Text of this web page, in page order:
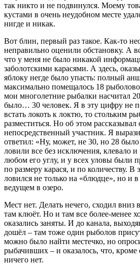
так никто и не подвинулся. Моему
кустами в очень неудобном месте
нигде и никак.
Вот блин, первый раз такое. Как-то
неправильно оценили обстановку. А
что у меня не было никакой
заболотскими карасями. А здесь,
яблоку негде было упасть: полный
максимально помещалось 18
мои многолетние рыбалки насчитал
было… 30 человек. Я в эту цифру не
встать локоть к локтю, то стольким
разместиться. Но об этом рассказывал
непосредственный участник. Я
ответил: «Ну, может, не 30, но 28
ловили все без исключения, клевало
любом его углу, и у всех уловы были
по размеру карася, и по количеству.
ловился не только на «блюдце», но и в
ведущем в озеро.
Мест нет. Делать нечего, сходил вниз
там клюёт. Но и там все более-менее
оказались заняты. И до канала,
дошёл – там тоже один рыболов
можно было найти местечко, но
рыбачивших – и оказалось, что,
ничего нет.